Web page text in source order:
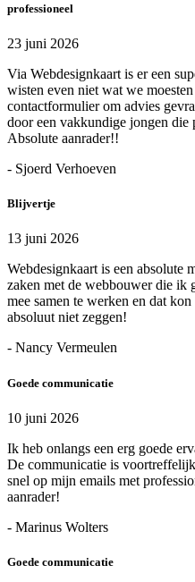
professioneel
23 juni 2026
Via Webdesignkaart is er een
wisten even niet wat we
contactformulier om advies
door een vakkundige jongen
Absolute aanrader!!
- Sjoerd Verhoeven
Blijvertje
13 juni 2026
Webdesignkaart is een absolute
zaken met de webbouwer die ik
mee samen te werken en dat
absoluut niet zeggen!
- Nancy Vermeulen
Goede communicatie
10 juni 2026
Ik heb onlangs een erg goede
De communicatie is
snel op mijn emails met
aanrader!
- Marinus Wolters
Goede communicatie